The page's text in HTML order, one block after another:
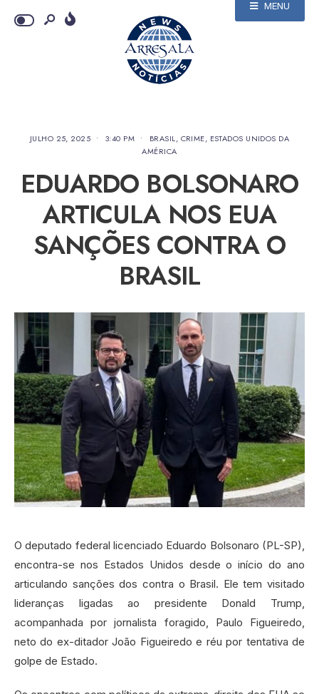
MENU
JULHO 25, 2025 • 3:40 PM • BRASIL, CRIME, ESTADOS UNIDOS DA
AMÉRICA
EDUARDO BOLSONARO
ARTICULA NOS EUA
SANÇÕES CONTRA O
BRASIL
O deputado federal licenciado Eduardo Bolsonaro (PL-SP),
encontra-se nos Estados Unidos desde o início do ano
articulando sanções dos contra o Brasil. Ele tem visitado
lideranças ligadas ao presidente Donald Trump,
acompanhada por jornalista foragido, Paulo Figueiredo,
neto do ex-ditador João Figueiredo e réu por tentativa de
golpe de Estado.